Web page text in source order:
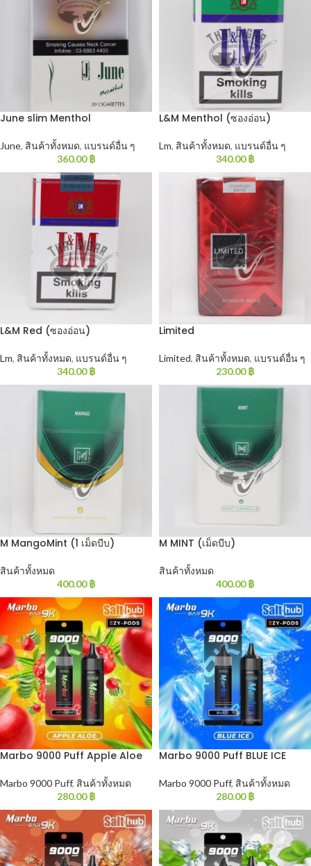
June slim Menthol
June, สินค้าทั้งหมด, แบรนด์อื่น ๆ
360.00฿
L&M Menthol (ซองอ่อน)
Lm, สินค้าทั้งหมด, แบรนด์อื่น ๆ
340.00฿
L&M Red (ซองอ่อน)
Lm, สินค้าทั้งหมด, แบรนด์อื่น ๆ
340.00฿
Limited
Limited, สินค้าทั้งหมด, แบรนด์อื่น ๆ
230.00฿
M MangoMint (1 เม็ดบีบ)
สินค้าทั้งหมด
400.00฿
M MINT (เม็ดบีบ)
สินค้าทั้งหมด
400.00฿
Marbo 9000 Puff Apple Aloe
Marbo 9000 Puff, สินค้าทั้งหมด
280.00฿
Marbo 9000 Puff BLUE ICE
Marbo 9000 Puff, สินค้าทั้งหมด
280.00฿